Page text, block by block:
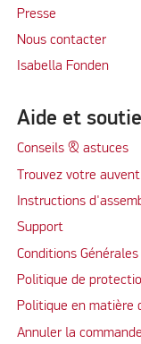
Presse
Nous contacter
Isabella Fonden
Aide et
Conseils & astuces
Trouvez votre auvent
Instructions
Support
Conditions
Politique de
Politique en matière
Annuler la commande